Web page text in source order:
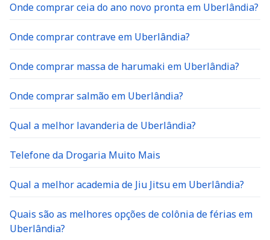
Onde comprar ceia do ano novo pronta em Uberlândia?
Onde comprar contrave em Uberlândia?
Onde comprar massa de harumaki em Uberlândia?
Onde comprar salmão em Uberlândia?
Qual a melhor lavanderia de Uberlândia?
Telefone da Drogaria Muito Mais
Qual a melhor academia de Jiu Jitsu em Uberlândia?
Quais são as melhores opções de colônia de férias em
Uberlândia?